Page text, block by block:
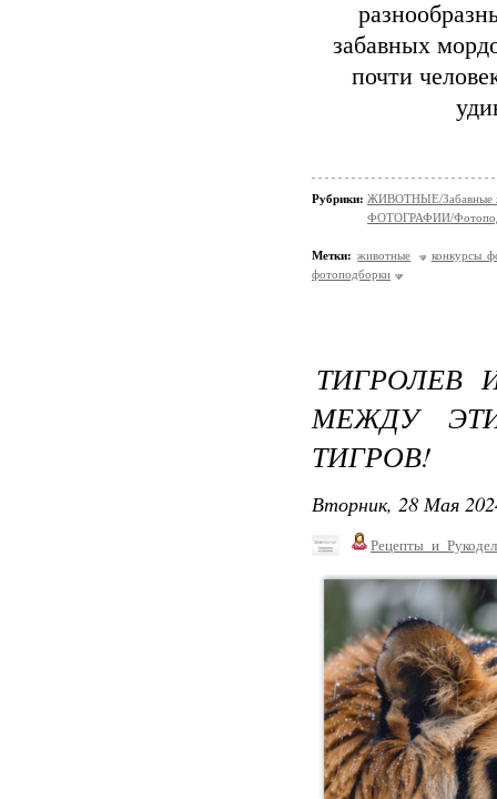
забавных
почти
Рубрики: ЖИВОТНЫЕ/Забавные
ФОТОГРАФИИ/
Метки: животные
конкурсы
фотоподборки
ТИГРОЛЕВ
МЕЖДУ
ТИГРОВ!
Вторник, 28 Мая